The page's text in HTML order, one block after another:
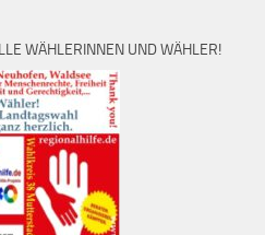
WÄHLERINNEN UND WÄHLER!